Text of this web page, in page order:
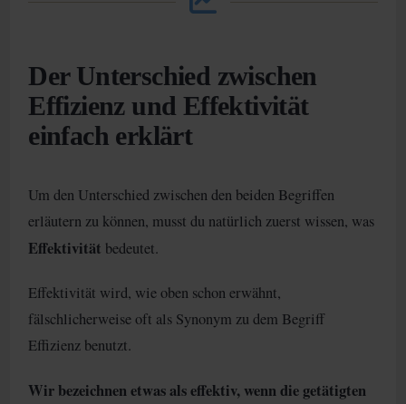
Der Unterschied zwischen
Effizienz und Effektivität
einfach erklärt
Um den Unterschied zwischen den beiden Begriffen
erläutern zu können, musst du natürlich zuerst wissen, was
Effektivität bedeutet.
Effektivität wird, wie oben schon erwähnt,
fälschlicherweise oft als Synonym zu dem Begriff
Effizienz benutzt.
Wir bezeichnen etwas als effektiv, wenn die getätigten